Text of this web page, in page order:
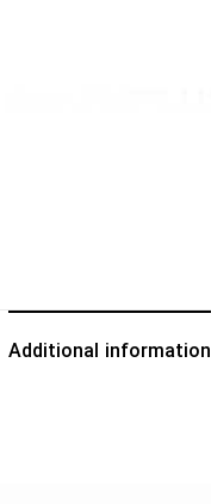
Additional information